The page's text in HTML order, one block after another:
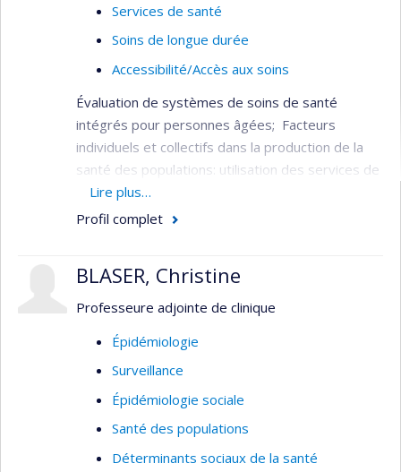
Services de santé
Soins de longue durée
Accessibilité/Accès aux soins
Évaluation de systèmes de soins de santé
intégrés pour personnes âgées; Facteurs
individuels et collectifs dans la production de la
santé des populations: utilisation des services de
santé, services aux personnes âgées,
financement du système de santé, fragilité chez
Il a été l’un des principaux responsables de la
projet de démonstration d’un système intégré
de services pour les personnes âgées (SIPA).
Lire plus…
Profil complet
BLASER, Christine
Professeure adjointe de clinique
Épidémiologie
Surveillance
Épidémiologie sociale
Santé des populations
Déterminants sociaux de la santé